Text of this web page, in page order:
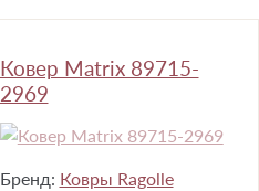
Ковер Matrix 89715-
2969
Бренд: Ковры Ragolle